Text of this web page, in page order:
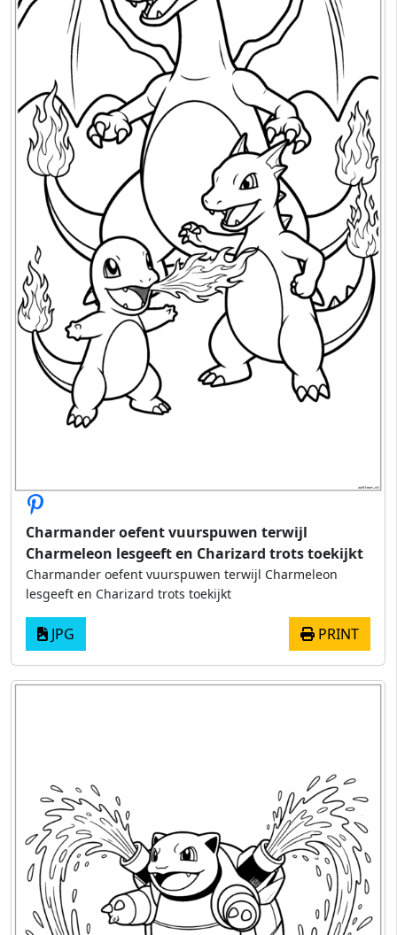
Charmander oefent vuurspuwen terwijl
Charmeleon lesgeeft en Charizard trots toekijkt
Charmander oefent vuurspuwen terwijl Charmeleon
lesgeeft en Charizard trots toekijkt
JPG PRINT